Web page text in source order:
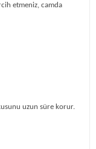
etmeniz, camda
uzun süre korur.